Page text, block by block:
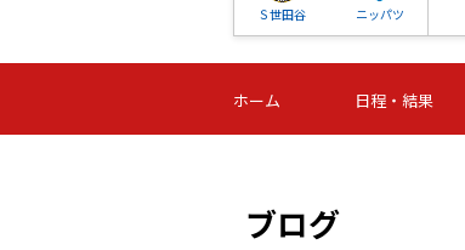
Ｓ世田谷 ニッパツ
-
第16節 09/05 (土) 15:00
ニッパツ
-
試合結果 次節
ホーム 日程・結果
ブログ